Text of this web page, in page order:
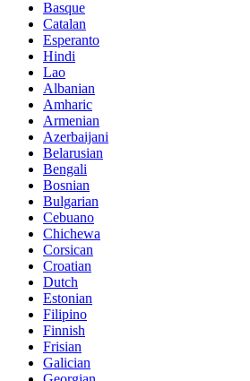
Basque
Catalan
Esperanto
Hindi
Lao
Albanian
Amharic
Armenian
Azerbaijani
Belarusian
Bengali
Bosnian
Bulgarian
Cebuano
Chichewa
Corsican
Croatian
Dutch
Estonian
Filipino
Finnish
Frisian
Galician